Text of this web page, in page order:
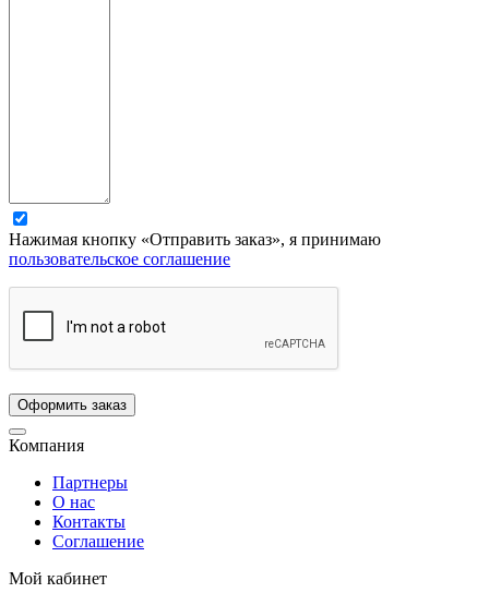
Нажимая кнопку «Отправить заказ», я принимаю
пользовательское соглашение
Компания
Партнеры
О нас
Контакты
Соглашение
Мой кабинет